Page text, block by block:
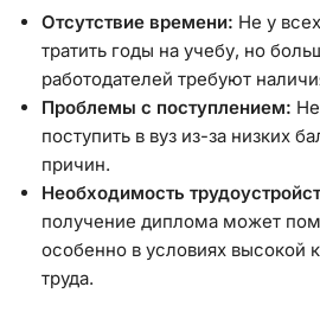
Отсутствие времени: Не у
тратить годы на учебу, но
работодателей требуют
Проблемы с поступлением:
поступить в вуз из-за низких
причин.
Необходимость
получение диплома может
особенно в условиях высокой
труда.